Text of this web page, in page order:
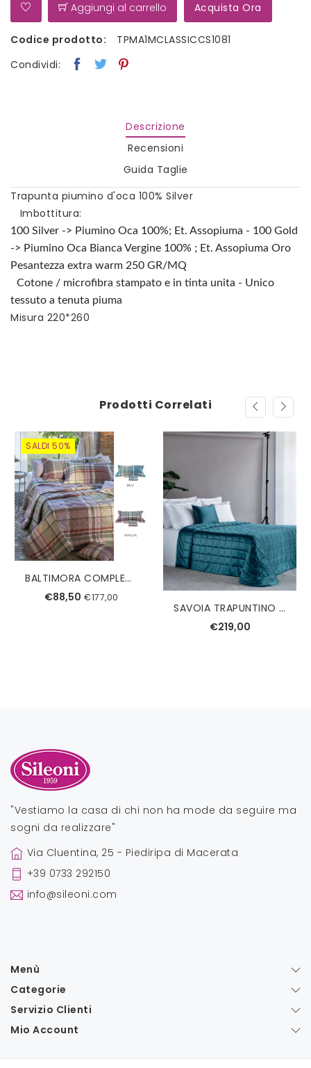
Aggiungi al carrello Acquista Ora
Codice prodotto:
TPMA1MCLASSICCS1081
Condividi:
Descrizione
Recensioni
Guida Taglie
Trapunta piumino d'oca 100% Silver
Imbottitura:
100 Silver -> Piumino Oca 100%; Et. Assopiuma - 100 Gold
-> Piumino Oca Bianca Vergine 100% ; Et. Assopiuma Oro
Pesantezza extra warm 250 GR/MQ
Cotone / microfibra stampato e in tinta unita - Unico
tessuto a tenuta piuma
Misura 220*260
Prodotti Correlati
SALDI 50%
BALTIMORA COMPLETO COPRIPIUMINO SINGOLO TESSITURA RANDI
€88,50 €177,00
SAVOIA TRAPUNTINO MATRIMONIALE REEVER
€219,00
"Vestiamo la casa di chi non ha mode da seguire ma
sogni da realizzare"
Via Cluentina, 25 - Piediripa di Macerata
+39 0733 292150
info@sileoni.com
Menù
Categorie
Servizio Clienti
Mio Account